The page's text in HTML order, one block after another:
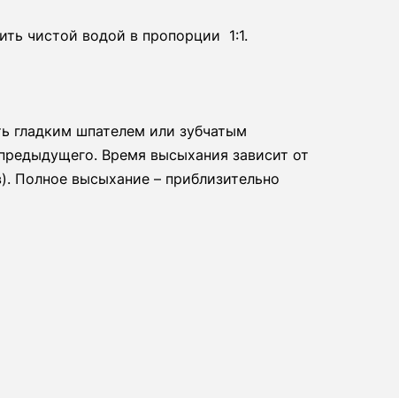
чистой водой в пропорции 1:1.
гладким шпателем или зубчатым
Время высыхания зависит от
высыхание – приблизительно